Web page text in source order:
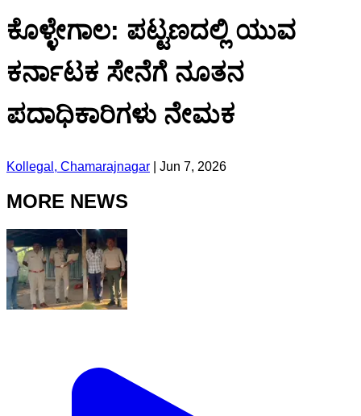
ಕೊಳ್ಳೇಗಾಲ: ಪಟ್ಟಣದಲ್ಲಿ ಯುವ
ಕರ್ನಾಟಕ ಸೇನೆಗೆ ನೂತನ
ಪದಾಧಿಕಾರಿಗಳು ನೇಮಕ
Kollegal, Chamarajnagar Jun 7, 2026
MORE NEWS